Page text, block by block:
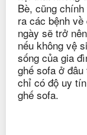
vụ giặt ghế
nhiều gia
không